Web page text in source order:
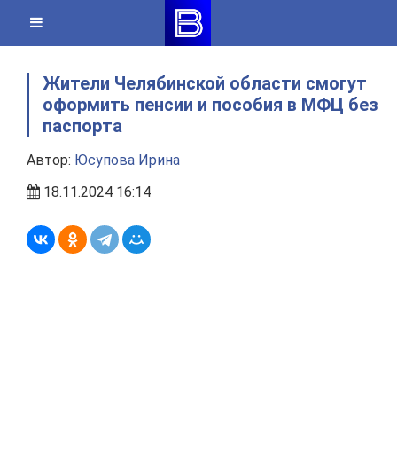
content
Жители Челябинской области смогут
оформить пенсии и пособия в МФЦ без
паспорта
Автор: Юсупова Ирина
18.11.2024 16:14